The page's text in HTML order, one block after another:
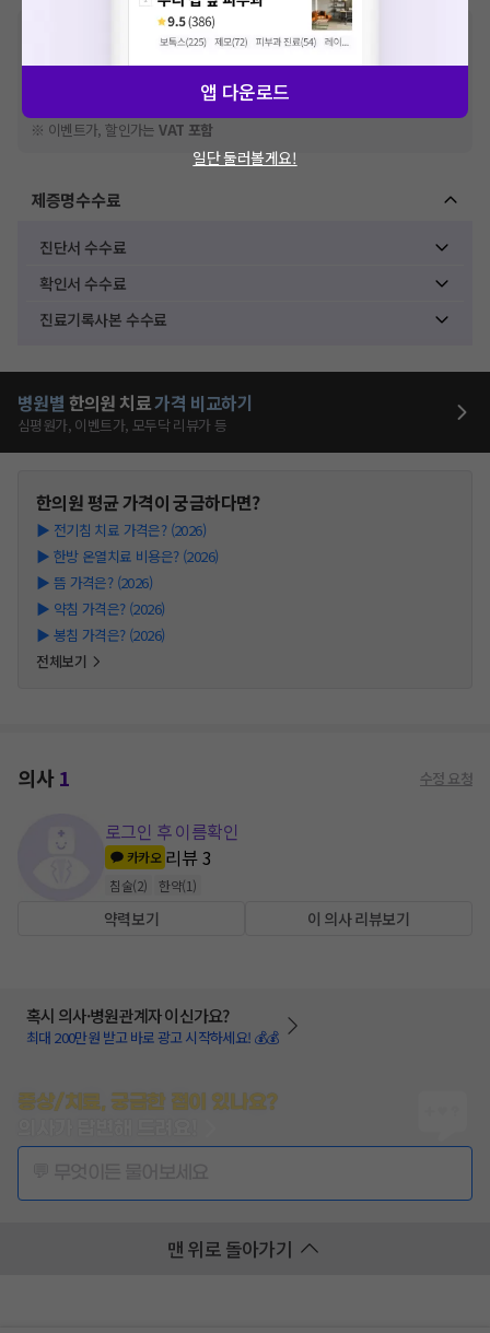
비급여 항목의 경우,추가비용 등으로 실제 가격과 상이할 수 있으니, 정확
한 가격은 해당 의료기관에 직접 문의해주세요.
※급여 항목의 경우,건강보험심사평가원에 고지되어 있는 급여 진료 기준 가
격입니다. (진료와 연관된 복합적인 비용이 추가되어, 병원마다 금액이 다르게
※ 이벤트가, 할인가는VAT 포함
제증명수수료
진단서 수수료
확인서 수수료
진료기록사본 수수료
병원별 한의원 치료가격 비교하기
심평원가, 이벤트가, 모두닥 리뷰가 등
한의원평균 가격이 궁금하다면?
▶ 전기침 치료 가격은? (2026)
▶ 한방 온열치료 비용은? (2026)
▶ 뜸 가격은? (2026)
▶ 약침 가격은? (2026)
▶ 봉침 가격은? (2026)
전체보기
의사1 수정 요청
로그인 후 이름확인
카카오 리뷰3
침술(2) 한약(1)
약력보기 이 의사 리뷰보기
혹시 의사·병원관계자 이신가요?
최대 200만원 받고 바로 광고 시작하세요! 💰💰
증상/치료, 궁금한 점이 있나요?
맨 위로 돌아가기
앱 다운로드
일단 둘러볼게요!